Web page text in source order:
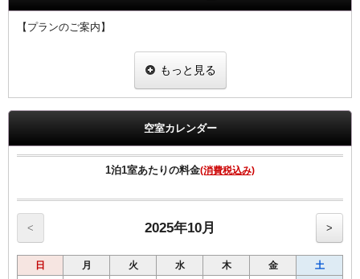
【プランのご案内】
ト（フェイスタオル・バスタオル）が付いたお得な入場券付きプラン
です。 （館外施設になります。車で約10分）
7：30～23：00（最終入館22：30）
・レストラン（定休日：火曜日 金曜日の夜の部はお休み）
平日 11：00～14：00 18：00～21：20（ラストオーダー21：
00）
・ご到着日又はご出発日いずれかでご利用いただけます。
もっと見る
空室カレンダー
1泊1室あたりの料金(消費税込み)
< 2025年10月 >
日 月 火 水 木 金 土